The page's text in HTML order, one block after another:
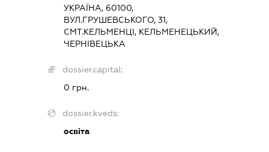
УКРАЇНА, 60100,
ВУЛ.ГРУШЕВСЬКОГО, 31,
СМТ.КЕЛЬМЕНЦІ, КЕЛЬМЕНЕЦЬКИЙ,
ЧЕРНІВЕЦЬКА
dossier.capital:
0 грн.
dossier.kveds:
освіта